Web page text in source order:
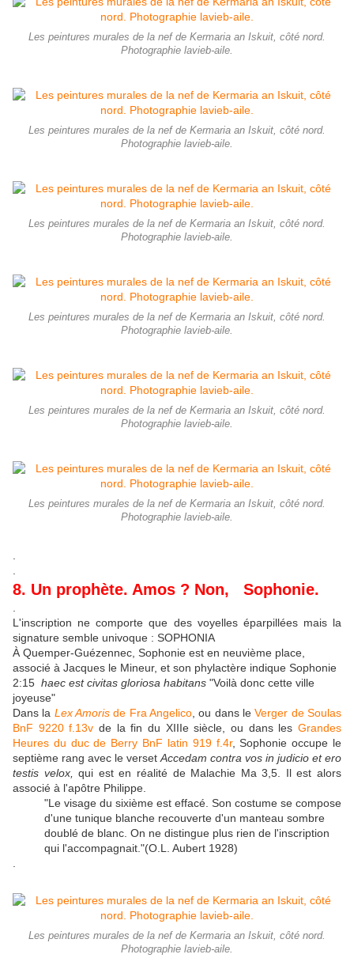
Les peintures murales de la nef de Kermaria an Iskuit, côté nord.
Photographie lavieb-aile.
Les peintures murales de la nef de Kermaria an Iskuit, côté nord.
Photographie lavieb-aile.
Les peintures murales de la nef de Kermaria an Iskuit, côté nord.
Photographie lavieb-aile.
Les peintures murales de la nef de Kermaria an Iskuit, côté nord.
Photographie lavieb-aile.
Les peintures murales de la nef de Kermaria an Iskuit, côté nord.
Photographie lavieb-aile.
Les peintures murales de la nef de Kermaria an Iskuit, côté nord.
Photographie lavieb-aile.
8. Un prophète. Amos ? Non, Sophonie.
L'inscription ne comporte que des voyelles éparpillées mais la
signature semble univoque : SOPHONIA
À Quemper-Guézennec, Sophonie est en neuvième place,
associé à Jacques le Mineur, et son phylactère indique Sophonie
2:15 haec est civitas gloriosa habitans "Voilà donc cette ville
joyeuse"
Dans la Lex Amoris de Fra Angelico , ou dans leVerger de Soulas
BnF 9220 f.13v de la fin du XIIIe siècle, ou dans lesGrandes
Heures du duc de Berry BnF latin 919 f.4r, Sophonie occupe le
septième rang avec le verset Accedam contra vos in judicio et ero
testis velox,
qui est en réalité de Malachie Ma 3,5. Il est alors
associé à l'apôtre Philippe.
"Le visage du sixième est effacé. Son costume se compose
d'une tunique blanche recouverte d'un manteau sombre
doublé de blanc. On ne distingue plus rien de l'inscription
qui l'accompagnait."(O.L. Aubert 1928)
Les peintures murales de la nef de Kermaria an Iskuit, côté nord.
Photographie lavieb-aile.